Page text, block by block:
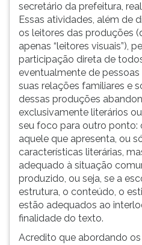
secretário da prefeitura,
Essas atividades, além de
os leitores das produções
apenas “leitores visuais”),
participação direta de
eventualmente de
suas relações familiares e
dessas produções
exclusivamente literários
seu foco para outro ponto:
aquele que apresenta, ou
características literárias,
adequado à situação
produzido, ou seja, se a
estrutura, o conteúdo, o
estão adequados ao
finalidade do texto.
Acredito que abordando